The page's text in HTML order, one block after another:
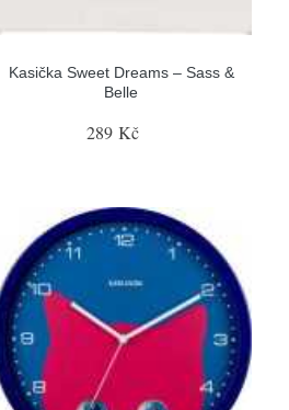
Kasička Sweet Dreams – Sass &
Belle
289 Kč